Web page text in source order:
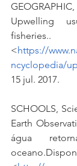
Upwelling
<https://
ncyclopedia/
15 jul. 2017.
SCHOOLS,
Earth
água